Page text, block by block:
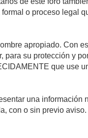
o proceso legal
apropiado. Con
para su protección y
que use
una información
con o sin previo